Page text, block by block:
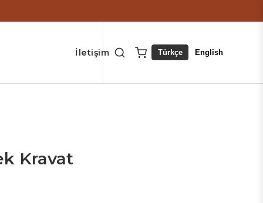
İletişim Türkçe English
Kravat